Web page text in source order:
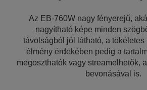
Az EB-760W nagy fényerejű,
nagyítható képe minden
távolságból jól látható, a tökéletes
élmény érdekében pedig a
megoszthatók vagy streamelhetők,
bevonásával is.